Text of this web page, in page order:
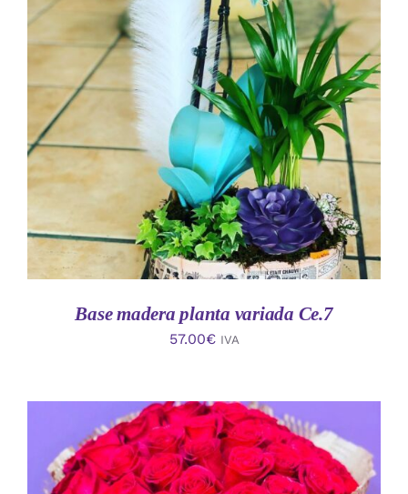
AÑADIR AL CARRITO
/
DETALLES
Base madera planta variada Ce.7
57.00€ IVA